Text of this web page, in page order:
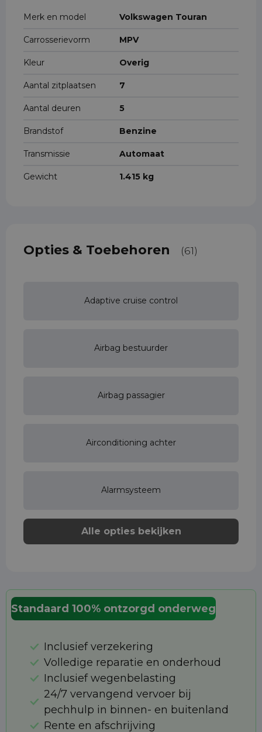
Merk en model Volkswagen Touran
Carrosserievorm MPV
Kleur Overig
Aantal zitplaatsen 7
Aantal deuren 5
Brandstof Benzine
Transmissie Automaat
Gewicht 1.415 kg
Opties & Toebehoren (61)
Adaptive cruise control
Airbag bestuurder
Airbag passagier
Airconditioning achter
Alarmsysteem
Alle opties bekijken
Standaard 100% ontzorgd onderweg
Inclusief verzekering
Volledige reparatie en onderhoud
Inclusief wegenbelasting
24/7 vervangend vervoer bij
pechhulp in binnen- en buitenland
Rente en afschrijving